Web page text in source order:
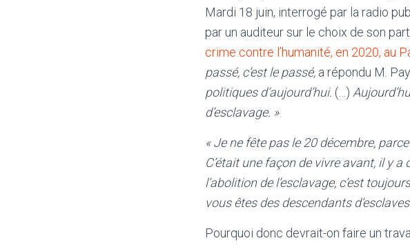
Mardi 18 juin, interrogé par la radio
par un auditeur sur le choix de son
crime contre l’humanité, en 2020, au
passé, c’est le passé, a répondu M.
politiques d’aujourd’hui. (…)
d’esclavage. »
« Je ne fête pas le 20 décembre,
C’était une façon de vivre avant, il y
l’abolition de l’esclavage, c’est
vous êtes des descendants
Pourquoi donc devrait-on faire un